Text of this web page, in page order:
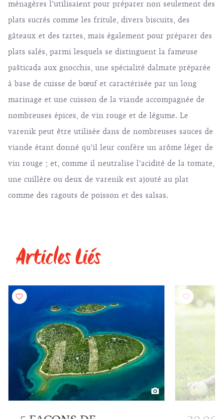
ménagères l’utilisaient pour préparer non seulement des
plats sucrés comme les fritule, divers biscuits, des
gâteaux et des tartes, mais également pour préparer des
plats salés, parmi lesquels se distinguent la fameuse
pašticada aux gnocchis, une spécialité dalmate préparée
à base de cuisse de bœuf et caractérisée par un long
marinage et une cuisson de la viande accompagnée de
nombreuses épices, de vin rouge et de légume. Le
varenik peut être utilisée dans de nombreuses sauces de
viande étant donné qu’il leur confère un arôme léger de
vin rouge ; et, comme il neutralise l’acidité de la tomate,
une cuillère ou deux de varenik est ajouté au plat
comme des ragouts de poisson et des salsas.
Articles Liés